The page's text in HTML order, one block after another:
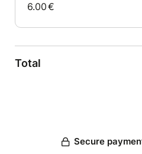
6.00€
Total
Secure